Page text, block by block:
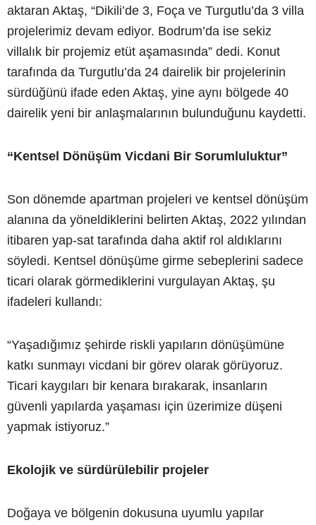
aktaran Aktaş, “Dikili’de 3, Foça ve Turgutlu’da 3 villa
projelerimiz devam ediyor. Bodrum’da ise sekiz
villalık bir projemiz etüt aşamasında” dedi. Konut
tarafında da Turgutlu’da 24 dairelik bir projelerinin
sürdüğünü ifade eden Aktaş, yine aynı bölgede 40
dairelik yeni bir anlaşmalarının bulunduğunu kaydetti.
“Kentsel Dönüşüm Vicdani Bir Sorumluluktur”
Son dönemde apartman projeleri ve kentsel dönüşüm
alanına da yöneldiklerini belirten Aktaş, 2022 yılından
itibaren yap-sat tarafında daha aktif rol aldıklarını
söyledi. Kentsel dönüşüme girme sebeplerini sadece
ticari olarak görmediklerini vurgulayan Aktaş, şu
ifadeleri kullandı:
“Yaşadığımız şehirde riskli yapıların dönüşümüne
katkı sunmayı vicdani bir görev olarak görüyoruz.
Ticari kaygıları bir kenara bırakarak, insanların
güvenli yapılarda yaşaması için üzerimize düşeni
yapmak istiyoruz.”
Ekolojik ve sürdürülebilir projeler
Doğaya ve bölgenin dokusuna uyumlu yapılar